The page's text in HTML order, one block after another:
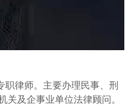
职律师。主要办理民事、刑
关及企事业单位法律顾问。